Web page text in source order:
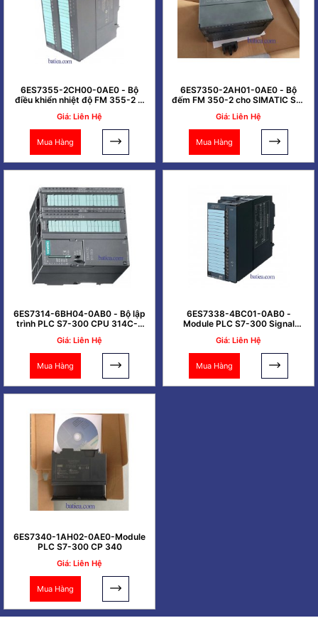
6ES7355-2CH00-0AE0 - Bộ
điều khiển nhiệt độ FM 355-2 C
Giá: Liên Hệ
Mua Hàng
6ES7350-2AH01-0AE0 - Bộ
đếm FM 350-2 cho SIMATIC S7-
Giá: Liên Hệ
Mua Hàng
6ES7314-6BH04-0AB0 - Bộ lập
trình PLC S7-300 CPU 314C-2
Giá: Liên Hệ
Mua Hàng
6ES7338-4BC01-0AB0 -
Module PLC S7-300 Signal
Giá: Liên Hệ
Mua Hàng
6ES7340-1AH02-0AE0-Module
PLC S7-300 CP 340
Giá: Liên Hệ
Mua Hàng